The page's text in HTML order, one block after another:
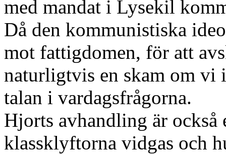
med mandat i Lysekil
Då den kommunistiska
mot fattigdomen, för att
naturligtvis en skam om vi
talan i vardagsfrågorna.
Hjorts avhandling är
klassklyftorna vidgas och